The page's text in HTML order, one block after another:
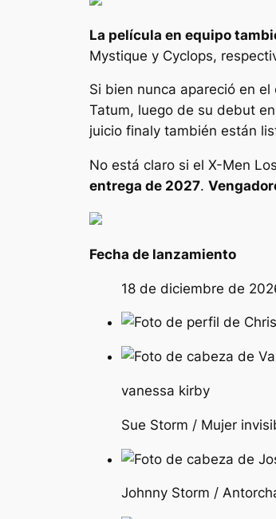
La película en equipo
Mystique y Cyclops,
Si bien nunca apareció en el
Tatum, luego de su debut
juicio finaly también están
No está claro si el X-Men
entrega de 2027.
Fecha de lanzamiento
18 de diciembre de
vanessa kirby
Sue Storm / Mujer
Johnny Storm /